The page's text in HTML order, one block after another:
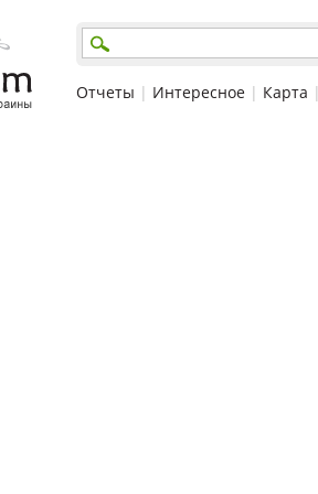
Отчеты | Интересное | Карта |